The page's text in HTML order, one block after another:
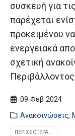
συσκευή για
παρέχεται
προκειμένου
ενεργειακά
σχετική
09 Φεβ 2024
Ανακοινώσεις,
ΠΕΡΙΣΣΌΤΕΡΑ...